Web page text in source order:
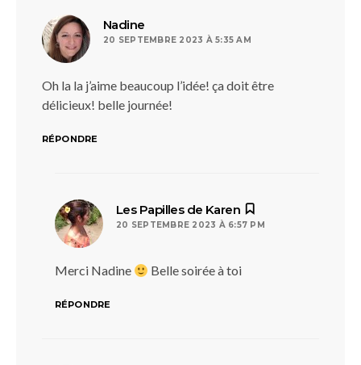
Nadine
20 SEPTEMBRE 2023 À 5:35 AM
Oh la la j’aime beaucoup l’idée! ça doit être
délicieux! belle journée!
RÉPONDRE
Les Papilles de Karen
20 SEPTEMBRE 2023 À 6:57 PM
Merci Nadine Belle soirée à toi
RÉPONDRE